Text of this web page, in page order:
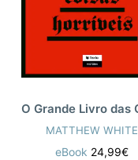
MATTHEW WHITE
eBook 24,99€